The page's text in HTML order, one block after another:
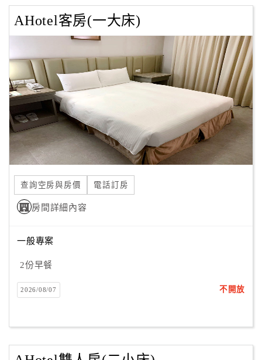
服
聯
Line
線
上
客
服
紅
利
查
訂
房
Q&A
AHotel客房(一大床)
查詢空房與房價 電話訂房
房間詳細內容
一般專案
2份早餐
2026/08/07 不開放